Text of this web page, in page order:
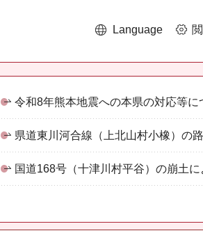
Language
令和8年熊本地震への本県の対応等に
県道東川河合線（上北山村小橡）の
国道168号（十津川村平谷）の崩土